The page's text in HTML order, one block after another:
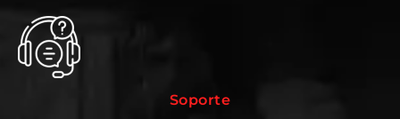
Soporte